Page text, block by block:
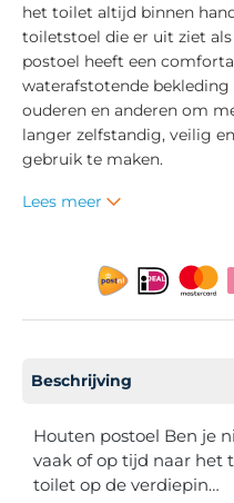
het toilet altijd binnen
toiletstoel die er uit ziet
postoel heeft een
waterafstotende
ouderen en anderen om
langer zelfstandig, veilig
gebruik te maken.
Lees meer
Beschrijving
Houten postoel Ben je
vaak of op tijd naar het
toilet op de verdiepin…